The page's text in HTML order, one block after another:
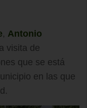
, Antonio
visita de
que se está
en las que